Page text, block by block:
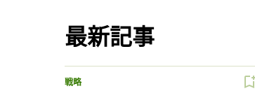
最新記事
戦略